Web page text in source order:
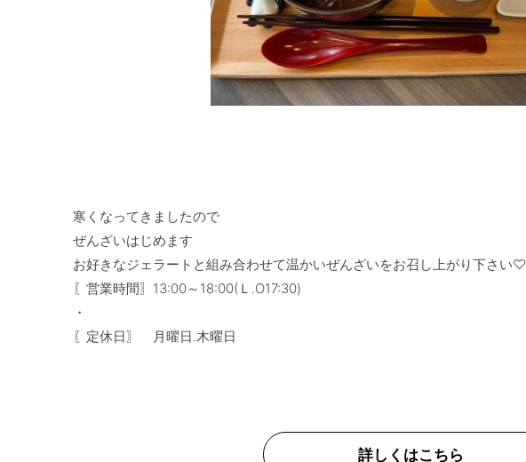
寒くなってきましたので
ぜんざいはじめます
お好きなジェラートと組み合わせて温かいぜんざいをお召し上がり下さい♡
〖営業時間〗13:00～18:00(Ｌ.O17:30)
・
詳しくはこちら